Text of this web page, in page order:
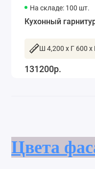
На складе: 100 шт.
Кухонный
Ш 4,200 x Г 600 x
131200р.
Цвета